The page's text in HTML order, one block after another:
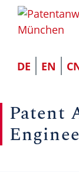
へ
ス
キ
DE EN
Patent